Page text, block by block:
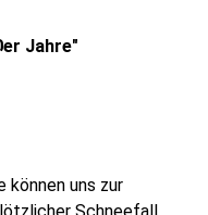
Jahre"
können uns zur
Schneefall.